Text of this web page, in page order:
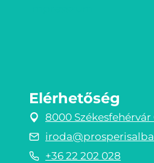
Elérhetőség
8000
+36 22 202 028